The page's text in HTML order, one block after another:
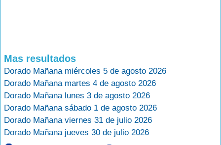
Mas resultados
Dorado Mañana miércoles 5 de agosto 2026
Dorado Mañana martes 4 de agosto 2026
Dorado Mañana lunes 3 de agosto 2026
Dorado Mañana sábado 1 de agosto 2026
Dorado Mañana viernes 31 de julio 2026
Dorado Mañana jueves 30 de julio 2026